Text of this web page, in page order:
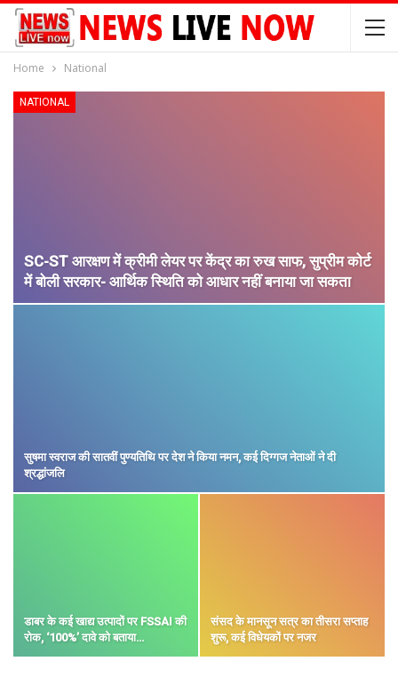
Home National
NATIONAL
SC-ST आरक्षण में क्रीमी लेयर पर केंद्र का रुख साफ, सुप्रीम कोर्ट
में बोली सरकार- आर्थिक स्थिति को आधार नहीं बनाया जा सकता
सुषमा स्वराज की सातवीं पुण्यतिथि पर देश ने किया नमन, कई दिग्गज नेताओं ने दी
श्रद्धांजलि
डाबर के कई खाद्य उत्पादों पर FSSAI की
रोक, ‘100%’ दावे को बताया…
संसद के मानसून सत्र का तीसरा सप्ताह
शुरू, कई विधेयकों पर नजर